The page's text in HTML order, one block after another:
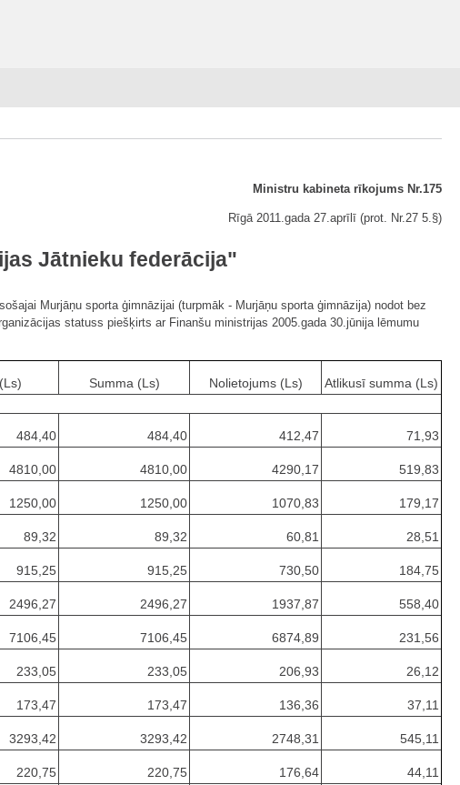
Ministru kabineta rīkojums Nr.175
Rīgā 2011.gada 27.aprīlī (prot. Nr.27 5.§)
Jātnieku federācija"
Murjāņu sporta ģimnāzijai (turpmāk - Murjāņu sporta ģimnāzija) nodot bez
statuss piešķirts ar Finanšu ministrijas 2005.gada 30.jūnija lēmumu
Summa (Ls) Nolietojums (Ls)
Atlikusī summa (Ls)
484,40 484,40 412,47
71,93
4810,00 4810,00 4290,17
519,83
1250,00 1250,00 1070,83
179,17
89,32 89,32 60,81
28,51
915,25 915,25 730,50
184,75
2496,27 2496,27 1937,87
558,40
7106,45 7106,45 6874,89
231,56
233,05 233,05 206,93
26,12
173,47 173,47 136,36
37,11
3293,42 3293,42 2748,31
545,11
220,75 220,75 176,64
44,11